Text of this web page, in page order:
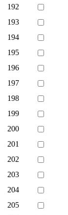
192
193
194
195
196
197
198
199
200
201
202
203
204
205